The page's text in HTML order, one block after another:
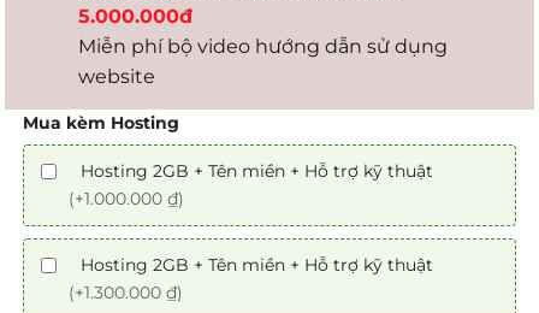
5.000.000đ
Miễn phí bộ video hướng dẫn sử dụng
website
Mua kèm Hosting
Hosting 2GB + Tên miền + Hỗ trợ kỹ thuật
(+1.000.000 ₫)
Hosting 2GB + Tên miền + Hỗ trợ kỹ thuật
(+1.300.000 ₫)